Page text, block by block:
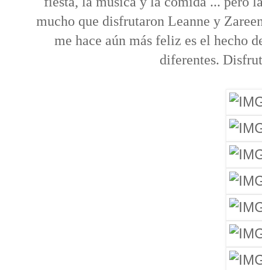
mucho que disfrutaron Leanne y
me hace aún más feliz es el hecho
diferentes.